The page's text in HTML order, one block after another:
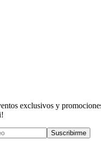
exclusivos y
Suscribirme